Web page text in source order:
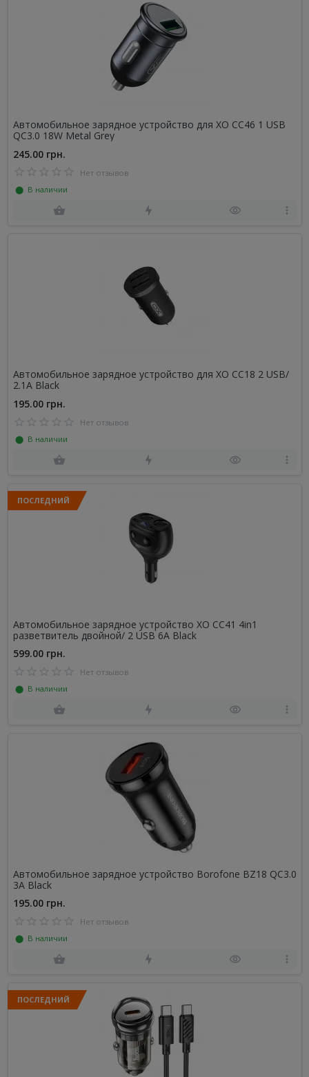
Автомобильное зарядное устройство для XO CC46 1 USB
QC3.0 18W Metal Grey
245.00 грн.
Нет отзывов
⬤ В наличии
Автомобильное зарядное устройство для XO CC18 2 USB/
2.1A Black
195.00 грн.
Нет отзывов
⬤ В наличии
ПОСЛЕДНИЙ
Автомобильное зарядное устройство XO CC41 4in1
разветвитель двойной/ 2 USB 6A Black
599.00 грн.
Нет отзывов
⬤ В наличии
Автомобильное зарядное устройство Borofone BZ18 QC3.0
3A Black
195.00 грн.
Нет отзывов
⬤ В наличии
ПОСЛЕДНИЙ